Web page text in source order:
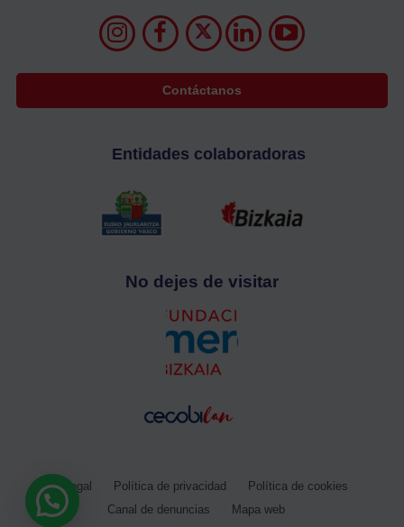
Contáctanos
Entidades colaboradoras
No dejes de visitar
Aviso legal Política de privacidad
Política de cookies
Canal de denuncias
Mapa web